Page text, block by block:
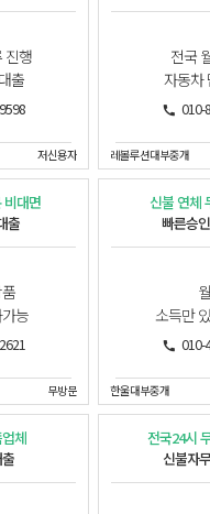
진행
출
저신용자
전국
자동차
010-
레볼루션대부중개
비대면
출
능
무방문
신불 연체
빠른승
소득만
010-
한울대부중개
체
전국24시
신불자